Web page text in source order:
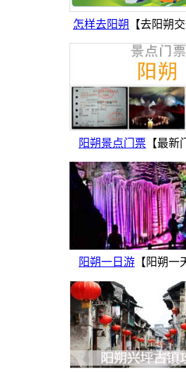
怎样去阳朔 【去阳朔
阳朔景点门票 【最新
阳朔一日游 【阳朔一